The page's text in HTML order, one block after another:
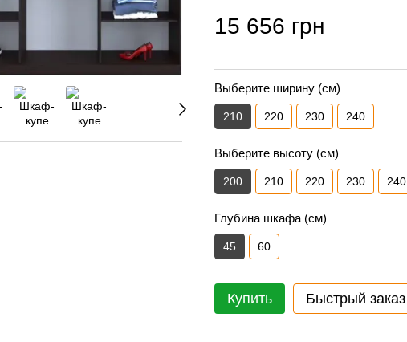
15 656 грн
Выберите ширину (см)
210 220 230 240
Выберите высоту (см)
200 210 220 230 240
Глубина шкафа (см)
45 60
Купить Быстрый заказ